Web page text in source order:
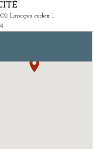
Limoges cedex 1